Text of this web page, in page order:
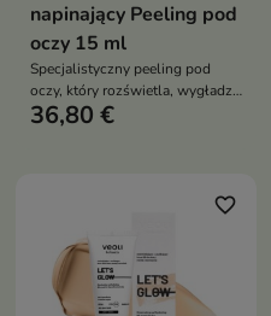
napinający Peeling pod
oczy 15 ml
Specjalistyczny peeling pod
oczy, który rozświetla, wygładza
i natychmiast napina delikatną
36,80 €
favorite_border